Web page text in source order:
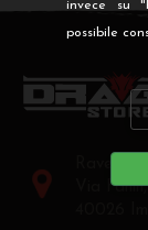
invece su
possibile
Raven
Via